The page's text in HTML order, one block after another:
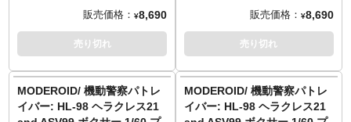
立体化。30年以上経ってもその
素晴らしさは変わりません！
※この商品は組み立て、塗装が
す。組み立て、塗装には別途、
接着剤や工具、塗料等が必要で
す。
の製品と見比べてもらい、海洋
堂ソフトビニールフィギュアの
変化を見て楽しんでもらいたい
※この商品は組み立て、塗装が
必要なソフビキットとなりま
す。組み立て、塗装には別途、
ール製ガレージキットシリー
ズ。海洋堂の往年の名作から最
新作まで、多種多様なものが
日々生み出されるオールジャパ
出渕裕氏デザイン、ゆうきまさ
み氏の手によるコミック『機動
販売価格： ¥8,690
売り切れ
ール製ガレージキットシリー
ズ。海洋堂の往年の名作から最
新作まで、多種多様なものが
日々生み出されるオールジャパ
シンプルで力強いフォルムが特
徴のブロッケン、このような線
販売価格： ¥8,690
売り切れ
MODEROID/ 機動警察パトレ
イバー: HL-98 ヘラクレス21
MODEROID/ 機動警察パトレ
イバー: HL-98 ヘラクレス21